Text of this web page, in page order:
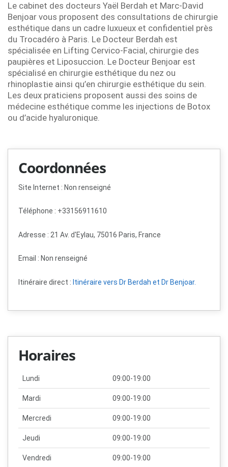
Le cabinet des docteurs Yaël Berdah et Marc-David
Benjoar vous proposent des consultations de chirurgie
esthétique dans un cadre luxueux et confidentiel près
du Trocadéro à Paris. Le Docteur Berdah est
spécialisée en Lifting Cervico-Facial, chirurgie des
paupières et Liposuccion. Le Docteur Benjoar est
spécialisé en chirurgie esthétique du nez ou
rhinoplastie ainsi qu’en chirurgie esthétique du sein.
Les deux praticiens proposent aussi des soins de
médecine esthétique comme les injections de Botox
ou d’acide hyaluronique.
Coordonnées
Site Internet : Non renseigné
Téléphone : +33156911610
Adresse : 21 Av. d'Eylau, 75016 Paris, France
Email : Non renseigné
Itinéraire direct : Itinéraire vers Dr Berdah et Dr Benjoar.
Horaires
Lundi 09:00-19:00
Mardi 09:00-19:00
Mercredi 09:00-19:00
Jeudi 09:00-19:00
Vendredi 09:00-19:00